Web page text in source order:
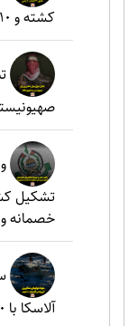
کشته و ۱۰ زخمی
تشکیل
خصمانه
آلاسکا با ۱۰ کشته